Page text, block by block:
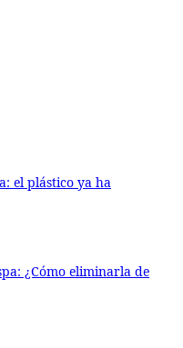
el plástico ya ha
¿Cómo eliminarla de